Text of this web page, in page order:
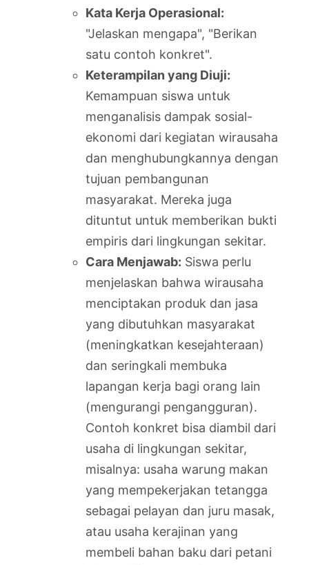
Kata Kerja Operasional:
"Jelaskan mengapa", "Berikan
satu contoh konkret".
Keterampilan yang Diuji:
Kemampuan siswa untuk
menganalisis dampak sosial-
ekonomi dari kegiatan wirausaha
dan menghubungkannya dengan
tujuan pembangunan
masyarakat. Mereka juga
dituntut untuk memberikan bukti
empiris dari lingkungan sekitar.
Cara Menjawab: Siswa perlu
menjelaskan bahwa wirausaha
menciptakan produk dan jasa
yang dibutuhkan masyarakat
(meningkatkan kesejahteraan)
dan seringkali membuka
lapangan kerja bagi orang lain
(mengurangi pengangguran).
Contoh konkret bisa diambil dari
usaha di lingkungan sekitar,
misalnya: usaha warung makan
yang mempekerjakan tetangga
sebagai pelayan dan juru masak,
atau usaha kerajinan yang
membeli bahan baku dari petani